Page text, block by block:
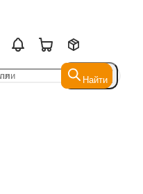
Найти
Найти